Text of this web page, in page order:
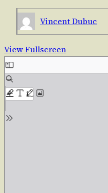
Vincent Dubuc
View Fullscreen